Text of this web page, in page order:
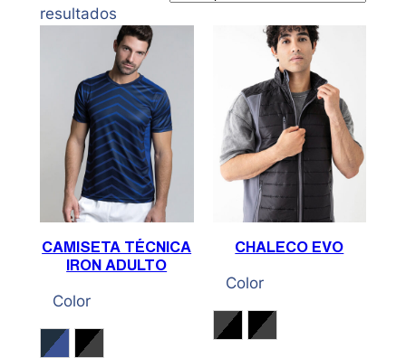
resultados
CAMISETA TÉCNICA
IRON ADULTO
Color
Marino / Cobalto
Negro / Gris Antracita
CHALECO EVO
Color
Gris Antracita / Negro
Negro / Gris